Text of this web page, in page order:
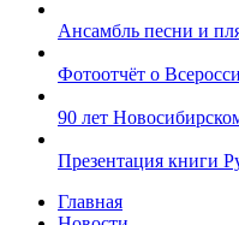
Ансамбль песни и
Фотоотчёт о
90 лет
Презентация книги
Главная